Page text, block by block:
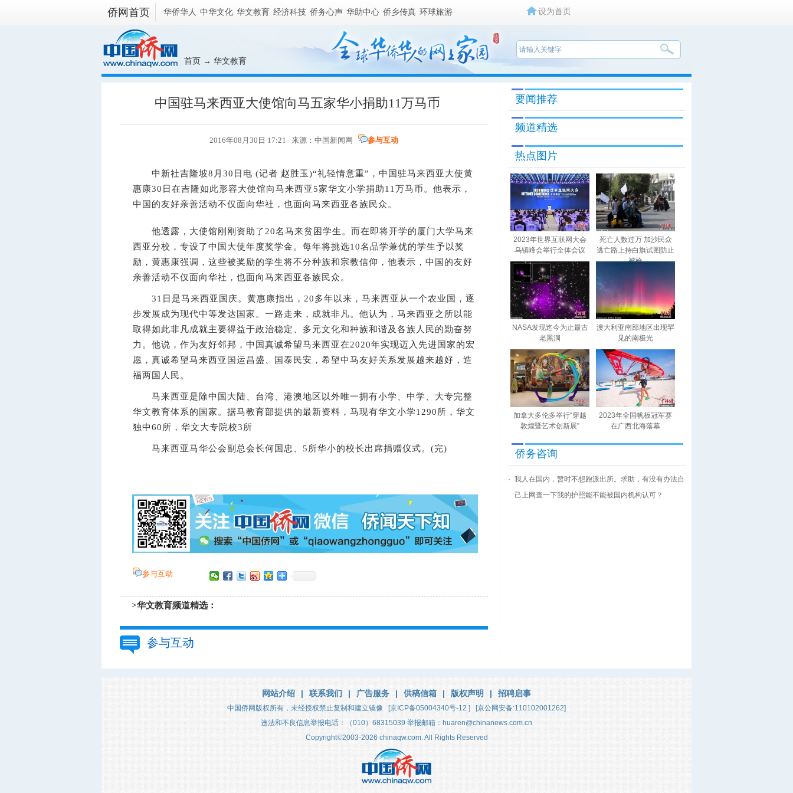
侨网首页 华侨华人 中华文化 华文教育 经济科技 侨务心声 华助中心 侨乡传真 环球旅游 设为首页
首页 → 华文教育
中国驻马来西亚大使馆向马五家华小捐助11万马币
2016年08月30日 17:21 来源： 中国新闻网 参与互动
中新社吉隆坡8月30日电 (记者 赵胜玉)“礼轻情意重”，中国驻马来西亚大使黄
惠康30日在吉隆如此形容大使馆向马来西亚5家华文小学捐助11万马币。他表示，
中国的友好亲善活动不仅面向华社，也面向马来西亚各族民众。
他透露，大使馆刚刚资助了20名马来贫困学生。而在即将开学的厦门大学马来
西亚分校，专设了中国大使年度奖学金。每年将挑选10名品学兼优的学生予以奖
励，黄惠康强调，这些被奖励的学生将不分种族和宗教信仰，他表示，中国的友好
亲善活动不仅面向华社，也面向马来西亚各族民众。
31日是马来西亚国庆。黄惠康指出，20多年以来，马来西亚从一个农业国，逐
步发展成为现代中等发达国家。一路走来，成就非凡。他认为，马来西亚之所以能
取得如此非凡成就主要得益于政治稳定、多元文化和种族和谐及各族人民的勤奋努
力。他说，作为友好邻邦，中国真诚希望马来西亚在2020年实现迈入先进国家的宏
愿，真诚希望马来西亚国运昌盛、国泰民安，希望中马友好关系发展越来越好，造
福两国人民。
马来西亚是除中国大陆、台湾、港澳地区以外唯一拥有小学、中学、大专完整
华文教育体系的国家。据马教育部提供的最新资料，马现有华文小学1290所，华文
独中60所，华文大专院校3所
马来西亚马华公会副总会长何国忠、5所华小的校长出席捐赠仪式。(完)
参与互动
>华文教育频道精选：
参与互动
要闻推荐
频道精选
热点图片
2023年世界互联网大会
乌镇峰会举行全体会议
死亡人数过万 加沙民众
逃亡路上持白旗试图防止
被枪
NASA发现迄今为止最古
老黑洞
澳大利亚南部地区出现罕
见的南极光
加拿大多伦多举行“穿越
敦煌暨艺术创新展”
2023年全国帆板冠军赛
在广西北海落幕
侨务咨询
我人在国内，暂时不想跑派出所。求助，有没有办法自
己上网查一下我的护照能不能被国内机构认可？
网站介绍 | 联系我们 | 广告服务 | 供稿信箱 | 版权声明 | 招聘启事
中国侨网版权所有，未经授权禁止复制和建立镜像 [京ICP备05004340号-12 ]
[京公网安备:110102001262]
违法和不良信息举报电话：（010）68315039 举报邮箱：huaren@chinanews.com.cn
Copyright©2003-2026 chinaqw.com. All Rights Reserved